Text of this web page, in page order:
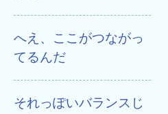
へえ、ここがつながっ
てるんだ
それっぽいバランスじ